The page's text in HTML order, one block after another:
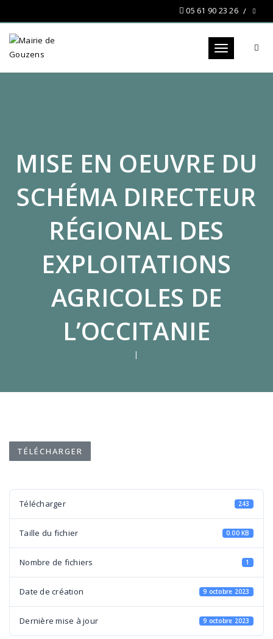
05 61 90 23 26
Toggle
MISE EN OEUVRE DU
SCHÉMA DIRECTEUR
RÉGIONAL DES
EXPLOITATIONS
AGRICOLES DE
L’OCCITANIE
|
TÉLÉCHARGER
Télécharger 243
Taille du fichier 0.00 KB
Nombre de fichiers 1
Date de création 9 octobre 2023
Dernière mise à jour 9 octobre 2023